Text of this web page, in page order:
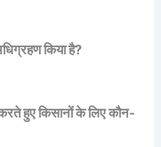
किया है?
हुए किसानों के लिए कौन-